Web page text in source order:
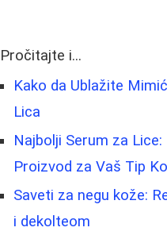
Pročitajte i...
Kako da Ublažite
Lica
Najbolji Serum za
Proizvod za Vaš Tip
Saveti za negu kože:
i dekolteom